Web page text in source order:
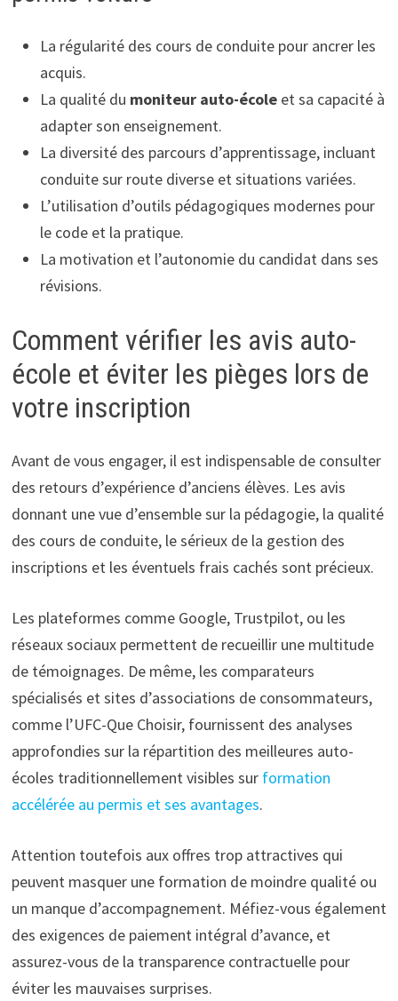
La régularité des cours de conduite pour ancrer les
acquis.
La qualité du moniteur auto-écoleet sa capacité à
adapter son enseignement.
La diversité des parcours d’apprentissage, incluant
conduite sur route diverse et situations variées.
L’utilisation d’outils pédagogiques modernes pour
le code et la pratique.
La motivation et l’autonomie du candidat dans ses
révisions.
Comment vérifier les avis auto-
école et éviter les pièges lors de
votre inscription
Avant de vous engager, il est indispensable de consulter
des retours d’expérience d’anciens élèves. Les avis
donnant une vue d’ensemble sur la pédagogie, la qualité
des cours de conduite, le sérieux de la gestion des
inscriptions et les éventuels frais cachés sont précieux.
Les plateformes comme Google, Trustpilot, ou les
réseaux sociaux permettent de recueillir une multitude
de témoignages. De même, les comparateurs
spécialisés et sites d’associations de consommateurs,
comme l’UFC-Que Choisir, fournissent des analyses
approfondies sur la répartition des meilleures auto-
écoles traditionnellement visibles sur formation
accélérée au permis et ses avantages.
Attention toutefois aux offres trop attractives qui
peuvent masquer une formation de moindre qualité ou
un manque d’accompagnement. Méfiez-vous également
des exigences de paiement intégral d’avance, et
assurez-vous de la transparence contractuelle pour
éviter les mauvaises surprises.